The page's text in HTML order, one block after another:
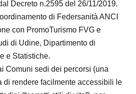
Decreto n.2595 del 26/11/2019.
di Federsanità ANCI
con PromoTurismo FVG e
di Udine, Dipartimento di
e Statistiche.
Comuni sedi dei percorsi (una
di rendere facilmente accessibili le